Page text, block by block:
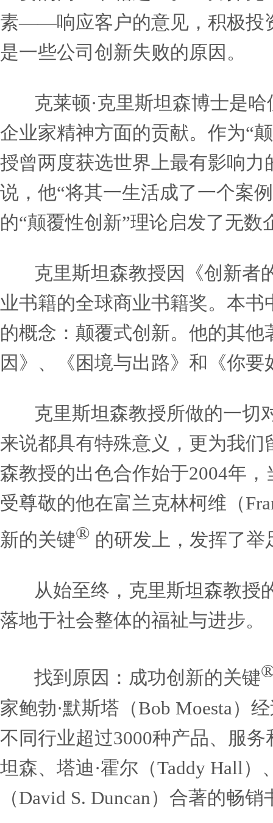
在1990年代后期的技术繁
重要的商业书籍之一。它
素——响应客户的意见，积
是一些公司创新失败的原因
克莱顿·克里斯坦森博士
企业家精神方面的贡献。
授曾两度获选世界上最有
说，他“将其一生活成了一
的“颠覆性创新”理论启发
克里斯坦森教授因《创
业书籍的全球商业书籍奖
的概念：颠覆式创新。他
因》、《困境与出路》和
克里斯坦森教授所做的
来说都具有特殊意义，更
森教授的出色合作始于
受尊敬的他在富兰克林柯
新的关键®的研发上，发
从始至终，克里斯坦森